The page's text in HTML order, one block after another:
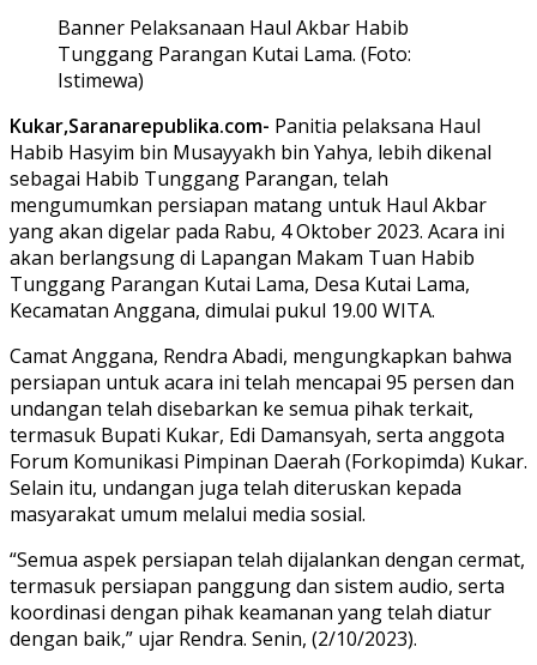
Banner Pelaksanaan Haul Akbar Habib
Tunggang Parangan Kutai Lama. (Foto:
Istimewa)
Kukar,Saranarepublika.com- Panitia pelaksana Haul
Habib Hasyim bin Musayyakh bin Yahya, lebih dikenal
sebagai Habib Tunggang Parangan, telah
mengumumkan persiapan matang untuk Haul Akbar
yang akan digelar pada Rabu, 4 Oktober 2023. Acara ini
akan berlangsung di Lapangan Makam Tuan Habib
Tunggang Parangan Kutai Lama, Desa Kutai Lama,
Kecamatan Anggana, dimulai pukul 19.00 WITA.
Camat Anggana, Rendra Abadi, mengungkapkan bahwa
persiapan untuk acara ini telah mencapai 95 persen dan
undangan telah disebarkan ke semua pihak terkait,
termasuk Bupati Kukar, Edi Damansyah, serta anggota
Forum Komunikasi Pimpinan Daerah (Forkopimda) Kukar.
Selain itu, undangan juga telah diteruskan kepada
masyarakat umum melalui media sosial.
“Semua aspek persiapan telah dijalankan dengan cermat,
termasuk persiapan panggung dan sistem audio, serta
koordinasi dengan pihak keamanan yang telah diatur
dengan baik,” ujar Rendra. Senin, (2/10/2023).